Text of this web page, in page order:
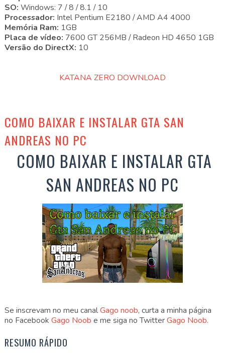
SO: Windows: 7 / 8 / 8.1 / 10
Processador: Intel Pentium E2180 / AMD A4 4000
Memória Ram: 1GB
Placa de vídeo: 7600 GT 256MB / Radeon HD 4650 1GB
Versão do DirectX: 10
KATANA ZERO DOWNLOAD
COMO BAIXAR E INSTALAR GTA SAN
ANDREAS NO PC
COMO BAIXAR E INSTALAR GTA
SAN ANDREAS NO PC
Se inscrevam no meu canalGago noob, curta a minha página
no Facebook Gago Noob e me siga no TwitterGago Noob.
RESUMO RÁPIDO